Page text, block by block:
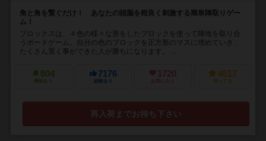
角と角を繋ぐだけ！ あなたの頭脳を程良く刺激する簡単陣取りゲー
ム！
ブロックスは、４色の様々な形をしたブロックを使って陣地を取り合
うボードゲーム。自分の色のブロックを正方形のマスに埋めていき、
たくさん置く事ができた人が勝ちになります。 ...
804
興味あり
7176
経験あり
1720
お気に入り
4517
持ってる
再入荷までお待ち下さい